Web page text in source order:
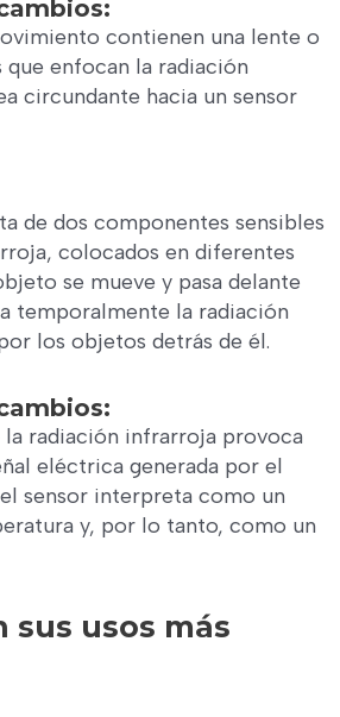
contienen una lente o
que enfocan la radiación
circundante hacia un sensor
de dos componentes sensibles
colocados en diferentes
se mueve y pasa delante
temporalmente la radiación
los objetos detrás de él.
radiación infrarroja provoca
eléctrica generada por el
sensor interpreta como un
y, por lo tanto, como un
sus usos más